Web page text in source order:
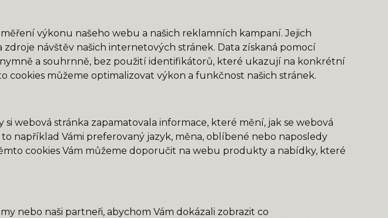
výkonu našeho webu a našich reklamních kampaní. Jejich
návštěv našich internetových stránek. Data získaná pomocí
a souhrnně, bez použití identifikátorů, které ukazují na konkrétní
cookies můžeme optimalizovat výkon a funkčnost našich stránek.
webová stránka zapamatovala informace, které mění, jak se webová
například Vámi preferovaný jazyk, měna, oblíbené nebo naposledy
cookies Vám můžeme doporučit na webu produkty a nabídky, které
nebo naši partneři, abychom Vám dokázali zobrazit co